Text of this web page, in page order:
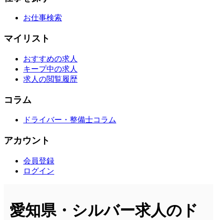
お仕事検索
マイリスト
おすすめの求人
キープ中の求人
求人の閲覧履歴
コラム
ドライバー・整備士コラム
アカウント
会員登録
ログイン
愛知県・シルバー求人のド